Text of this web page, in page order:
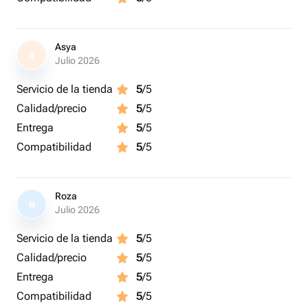
подарок.
A
Asya
Julio 2026
Servicio de la tienda 5/5
Calidad/precio
5/5
Entrega
5/5
Compatibilidad
5/5
R
Roza
Julio 2026
Servicio de la tienda 5/5
Calidad/precio
5/5
Entrega
5/5
Compatibilidad
5/5